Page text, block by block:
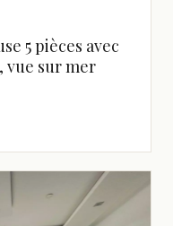
5 pièces avec
vue sur mer